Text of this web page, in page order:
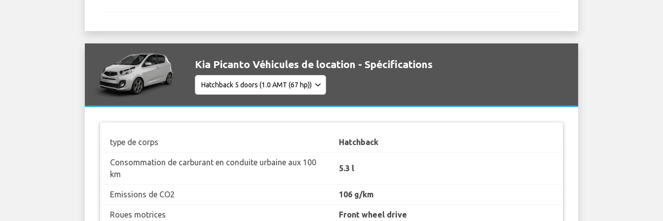
Kia Picanto Véhicules de location - Spécifications
type de corps Hatchback
Consommation de carburant en conduite urbaine aux 100
km
5.3 l
Emissions de CO2 106 g/km
Roues motrices Front wheel drive